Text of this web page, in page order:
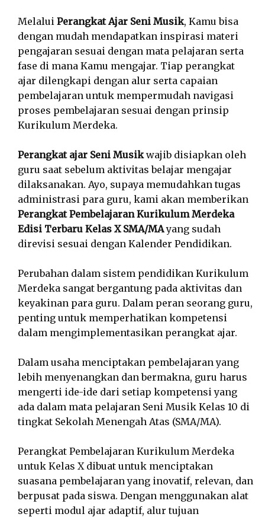
Melalui Perangkat Ajar Seni Musik, Kamu bisa
dengan mudah mendapatkan inspirasi materi
pengajaran sesuai dengan mata pelajaran serta
fase di mana Kamu mengajar. Tiap perangkat
ajar dilengkapi dengan alur serta capaian
pembelajaran untuk mempermudah navigasi
proses pembelajaran sesuai dengan prinsip
Kurikulum Merdeka.
Perangkat ajar Seni Musikwajib disiapkan oleh
guru saat sebelum aktivitas belajar mengajar
dilaksanakan. Ayo, supaya memudahkan tugas
administrasi para guru, kami akan memberikan
Perangkat Pembelajaran Kurikulum Merdeka
Edisi Terbaru Kelas X SMA/MAyang sudah
direvisi sesuai dengan Kalender Pendidikan.
Perubahan dalam sistem pendidikan Kurikulum
Merdeka sangat bergantung pada aktivitas dan
keyakinan para guru. Dalam peran seorang guru,
penting untuk memperhatikan kompetensi
dalam mengimplementasikan perangkat ajar.
Dalam usaha menciptakan pembelajaran yang
lebih menyenangkan dan bermakna, guru harus
mengerti ide-ide dari setiap kompetensi yang
ada dalam mata pelajaran Seni Musik Kelas 10 di
tingkat Sekolah Menengah Atas (SMA/MA).
Perangkat Pembelajaran Kurikulum Merdeka
untuk Kelas X dibuat untuk menciptakan
suasana pembelajaran yang inovatif, relevan, dan
berpusat pada siswa. Dengan menggunakan alat
seperti modul ajar adaptif, alur tujuan